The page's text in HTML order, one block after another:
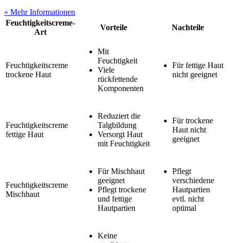
» Mehr Informationen
Feuchtigkeitscreme-
Art
Vorteile Nachteile
Feuchtigkeitscreme
trockene Haut
Mit
Feuchtigkeit
Viele
rückfettende
Komponenten
Für fettige Haut
nicht geeignet
Feuchtigkeitscreme
fettige Haut
Reduziert die
Talgbildung
Versorgt Haut
mit Feuchtigkeit
Für trockene
Haut nicht
geeignet
Feuchtigkeitscreme
Mischhaut
Für Mischhaut
geeignet
Pflegt trockene
und fettige
Hautpartien
Pflegt
verschiedene
Hautpartien
evtl. nicht
optimal
Keine